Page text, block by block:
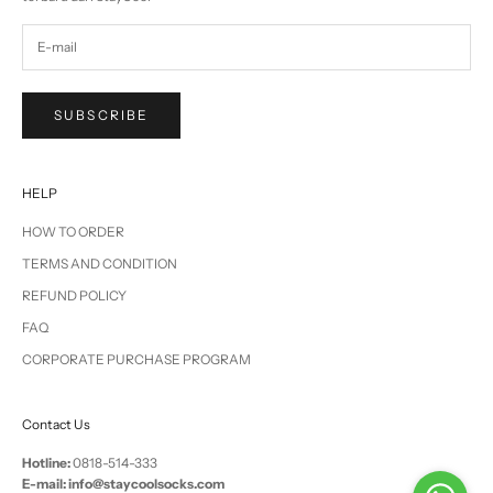
SUBSCRIBE
HELP
HOW TO ORDER
TERMS AND CONDITION
REFUND POLICY
FAQ
CORPORATE PURCHASE PROGRAM
Contact Us
Hotline:0818-514-333
E-mail: info@staycoolsocks.com